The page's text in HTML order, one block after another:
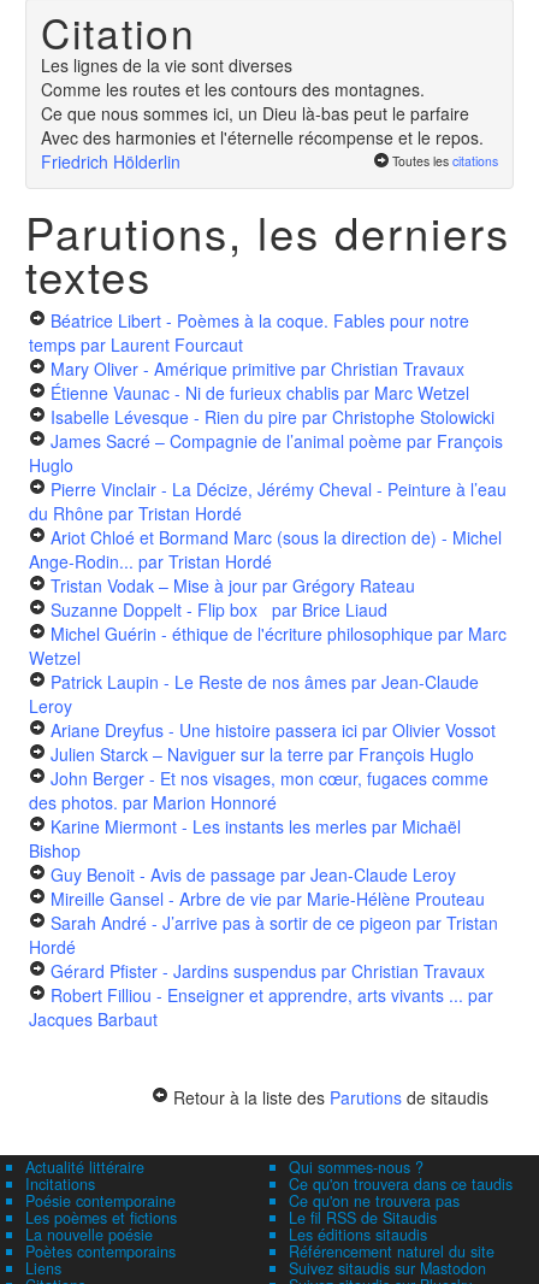
Citation
Les lignes de la vie sont diverses
Comme les routes et les contours des montagnes.
Ce que nous sommes ici, un Dieu là-bas peut le parfaire
Avec des harmonies et l'éternelle récompense et le repos.
Friedrich Hölderlin
Toutes les citations
Parutions, les derniers
textes
Béatrice Libert - Poèmes à la coque. Fables pour notre
temps par Laurent Fourcaut
Mary Oliver - Amérique primitive par Christian Travaux
Étienne Vaunac - Ni de furieux chablis par Marc Wetzel
Isabelle Lévesque - Rien du pire par Christophe Stolowicki
James Sacré – Compagnie de l’animal poème par François
Huglo
Pierre Vinclair - La Décize, Jérémy Cheval - Peinture à l’eau
du Rhône par Tristan Hordé
Ariot Chloé et Bormand Marc (sous la direction de) - Michel
Ange-Rodin... par Tristan Hordé
Tristan Vodak – Mise à jour par Grégory Rateau
Suzanne Doppelt - Flip box par Brice Liaud
Michel Guérin - éthique de l'écriture philosophique par Marc
Wetzel
Patrick Laupin - Le Reste de nos âmes par Jean-Claude
Leroy
Ariane Dreyfus - Une histoire passera ici par Olivier Vossot
Julien Starck – Naviguer sur la terre par François Huglo
John Berger - Et nos visages, mon cœur, fugaces comme
des photos. par Marion Honnoré
Karine Miermont - Les instants les merles par Michaël
Bishop
Guy Benoit - Avis de passage par Jean-Claude Leroy
Mireille Gansel - Arbre de vie par Marie-Hélène Prouteau
Sarah André - J’arrive pas à sortir de ce pigeon par Tristan
Hordé
Gérard Pfister - Jardins suspendus par Christian Travaux
Robert Filliou - Enseigner et apprendre, arts vivants ... par
Jacques Barbaut
Retour à la liste des Parutions de sitaudis
Actualité littéraire
Incitations
Poésie contemporaine
Les poèmes et fictions
La nouvelle poésie
Poètes contemporains
Liens
Qui sommes-nous ?
Ce qu'on trouvera dans ce taudis
Ce qu'on ne trouvera pas
Le fil RSS de Sitaudis
Les éditions sitaudis
Référencement naturel du site
Suivez sitaudis sur Mastodon